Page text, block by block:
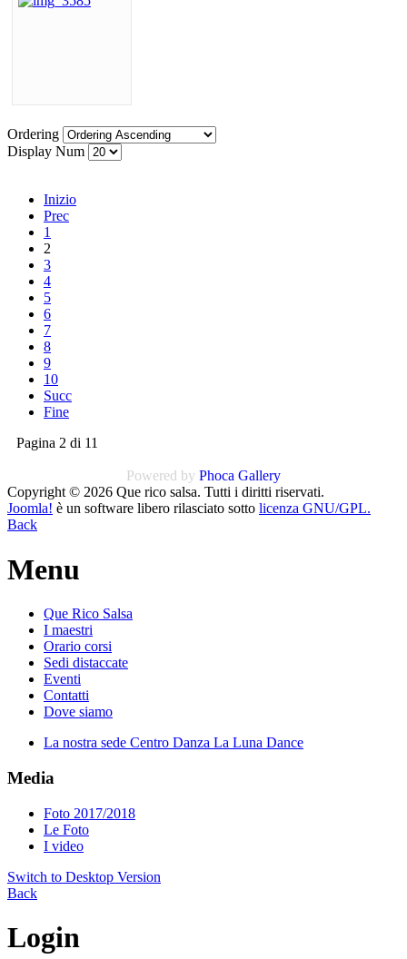
Ordering
Display Num
Inizio
Prec
1
2
3
4
5
6
7
8
9
10
Succ
Fine
Pagina 2 di 11
Powered by Phoca Gallery
Copyright © 2026 Que rico salsa. Tutti i diritti riservati.
Joomla! è un software libero rilasciato sotto licenza GNU/GPL.
Back
Menu
Que Rico Salsa
I maestri
Orario corsi
Sedi distaccate
Eventi
Contatti
Dove siamo
La nostra sede Centro Danza La Luna Dance
Media
Foto 2017/2018
Le Foto
I video
Switch to Desktop Version
Back
Login